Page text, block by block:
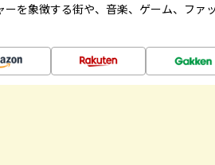
を象徴する街や、音楽、ゲーム、ファ